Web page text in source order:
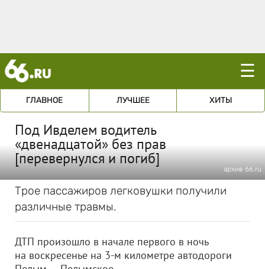
☰
ГЛАВНОЕ ЛУЧШЕЕ ХИТЫ
Под Ивделем водитель
«двенадцатой» без прав
[перевернулся и погиб]
архив 66.ru
Трое пассажиров легковушки получили
различные травмы.
ДТП произошло в начале первого в ночь
на воскресенье на 3-м километре автодороги